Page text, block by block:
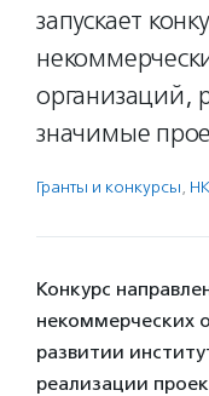
запускает
организаций,
значимые
Гранты и конкурсы,
Конкурс
некоммерческих
развитии
реализации